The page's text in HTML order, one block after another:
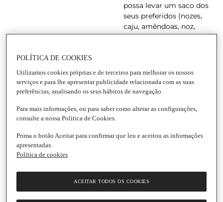
possa levar um saco dos
seus preferidos (nozes,
caju, amêndoas, noz,
amendoins...), é sempre
sim, neste caso vale a
pena optar pelo BIO
estes frutos secos foram
,
por cima têm mais
sabor!
POLÍTICA DE COOKIES
Utilizamos cookies próprias e de terceiros para melhorar os nossos
serviços e para lhe apresentar publicidade relacionada com as suas
preferências, analisando os seus hábitos de navegação.
Para mais informações, ou para saber como alterar as configurações,
consulte a nossa Política de Cookies.
Prima o botão Aceitar para confirmar que leu e aceitou as informações
apresentadas.
Política de cookies
ACEITAR TODOS OS COOKIES